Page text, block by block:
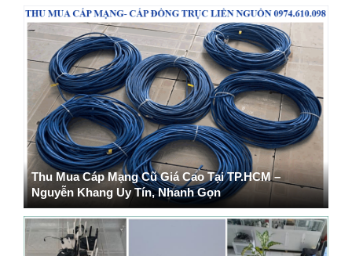
Thu Mua Cáp Mạng Cũ Giá Cao Tại TP.HCM –
Nguyễn Khang Uy Tín, Nhanh Gọn